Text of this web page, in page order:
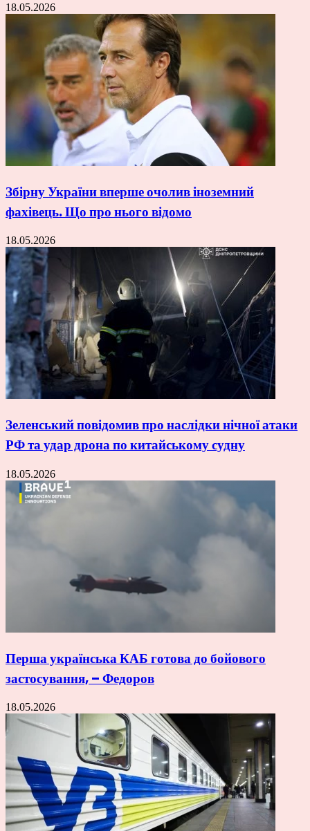
18.05.2026
Збірну України вперше очолив іноземний
фахівець. Що про нього відомо
18.05.2026
Зеленський повідомив про наслідки нічної атаки
РФ та удар дрона по китайському судну
18.05.2026
Перша українська КАБ готова до бойового
застосування, – Федоров
18.05.2026